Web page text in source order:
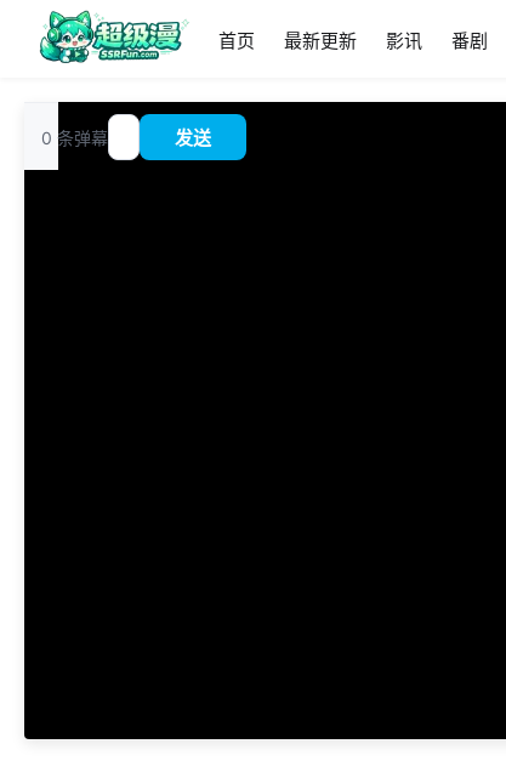
首页 最新更新 影讯 番剧
追
番
?
0 条弹幕 发送